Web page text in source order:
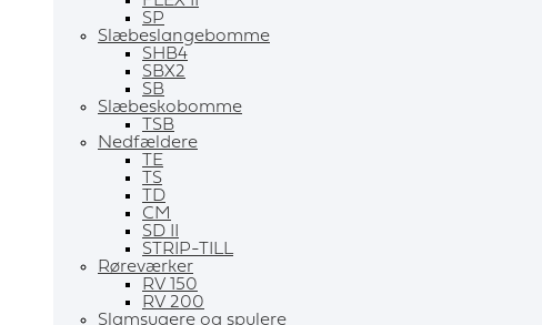
SP
Slæbeslangebomme
SHB4
SBX2
SB
Slæbeskobomme
TSB
Nedfældere
TE
TS
TD
CM
SD II
STRIP-TILL
Røreværker
RV 150
RV 200
Slamsugere og spulere